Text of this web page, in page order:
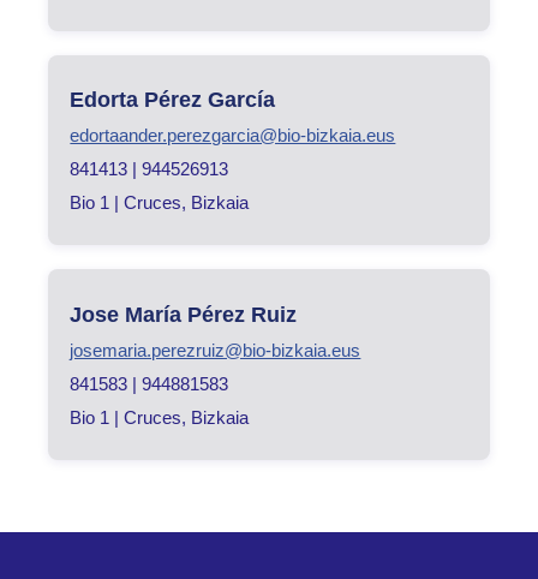
Edorta Pérez García
edortaander.perezgarcia@bio-bizkaia.eus
841413 | 944526913
Bio 1 | Cruces, Bizkaia
Jose María Pérez Ruiz
josemaria.perezruiz@bio-bizkaia.eus
841583 | 944881583
Bio 1 | Cruces, Bizkaia